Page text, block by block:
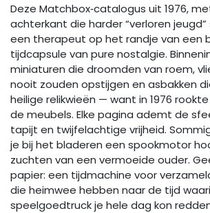
Deze Matchbox‑catalogus uit 1976,
achterkant die harder “verloren
een therapeut op het randje van een
tijdcapsule van pure nostalgie.
miniaturen die droomden van roem,
nooit zouden opstijgen en asbakken
heilige relikwieën — want in 1976
de meubels. Elke pagina ademt de
tapijt en twijfelachtige vrijheid.
je bij het bladeren een spookmotor
zuchten van een vermoeide ouder.
papier: een tijdmachine voor
die heimwee hebben naar de tijd
speelgoedtruck je hele dag kon